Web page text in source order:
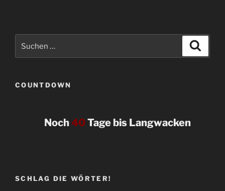
nach:
COUNTDOWN
Noch40Tage bis Langwacken
SCHLAG DIE WÖRTER!